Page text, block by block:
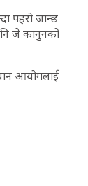
पहरो जान्छ
जे कानुनको
आयोगलाई